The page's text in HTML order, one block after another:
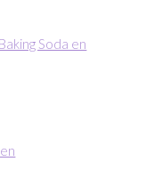
Soda en